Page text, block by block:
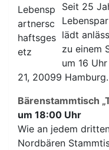
Seit 25
lädt
zu einem
um 16
21, 20099
Bärenstammtisch
um 18:00 Uhr
Wie an jedem
Nordbären